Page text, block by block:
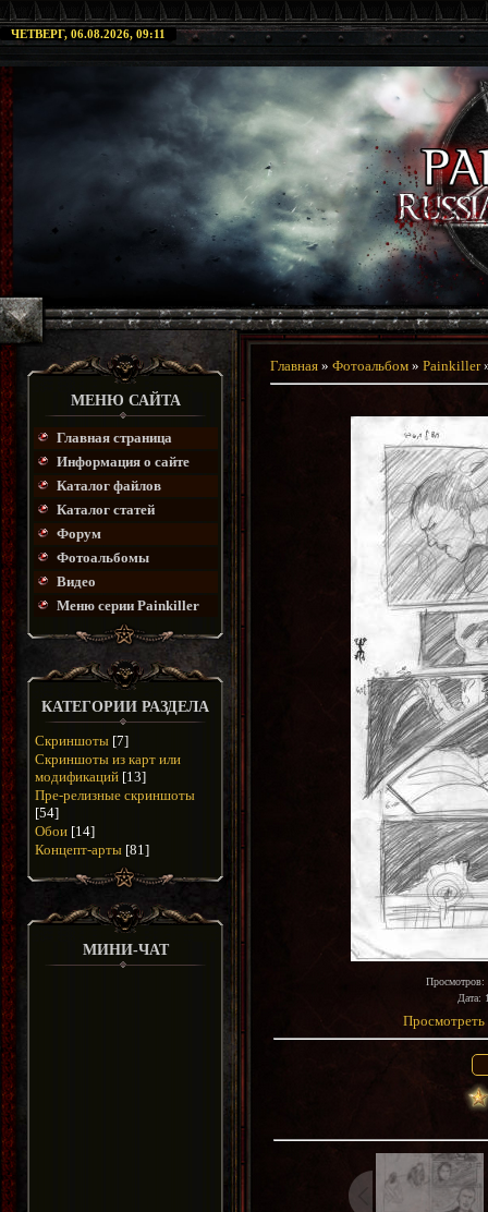
ЧЕТВЕРГ, 06.08.2026, 09:11
МЕНЮ САЙТА
Главная страница
Информация о сайте
Каталог файлов
Каталог статей
Форум
Фотоальбомы
Видео
Меню серии Painkiller
КАТЕГОРИИ РАЗДЕЛА
Скриншоты [7]
Скриншоты из карт или
модификаций [13]
Пре-релизные скриншоты
[54]
Обои [14]
Концепт-арты [81]
МИНИ-ЧАТ
Главная » Фотоальбом » Painkiller
Просмотров:
Дата:
Просмотреть